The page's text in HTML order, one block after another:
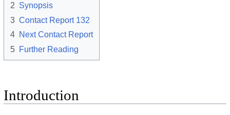
2 Synopsis
3 Contact Report 132
4 Next Contact Report
5 Further Reading
Introduction